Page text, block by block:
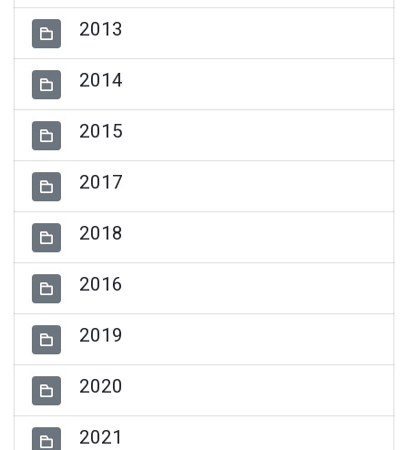
2013
2014
2015
2017
2018
2016
2019
2020
2021